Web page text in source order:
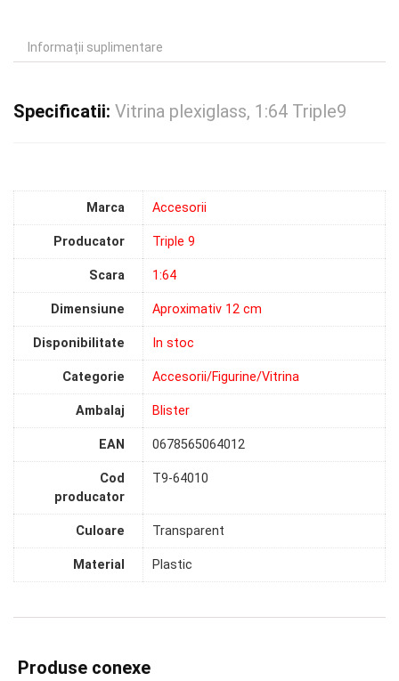
Informații suplimentare
Specificatii: Vitrina plexiglass, 1:64 Triple9
Marca Accesorii
Producator Triple 9
Scara 1:64
Dimensiune Aproximativ 12 cm
Disponibilitate In stoc
Categorie Accesorii/Figurine/Vitrina
Ambalaj Blister
EAN 0678565064012
Cod
producator
T9-64010
Culoare Transparent
Material Plastic
Produse conexe